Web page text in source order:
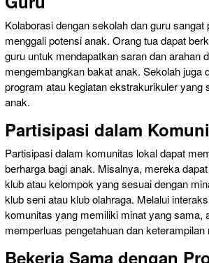
Kolaborasi dengan sekolah dan guru sangat
menggali potensi anak. Orang tua dapat
guru untuk mendapatkan saran dan arahan
mengembangkan bakat anak. Sekolah juga
program atau kegiatan ekstrakurikuler yang
anak.
Partisipasi dalam
Partisipasi dalam komunitas lokal dapat
berharga bagi anak. Misalnya, mereka
klub atau kelompok yang sesuai dengan
klub seni atau klub olahraga. Melalui
komunitas yang memiliki minat yang sama,
memperluas pengetahuan dan keterampilan
Bekerja Sama dengan